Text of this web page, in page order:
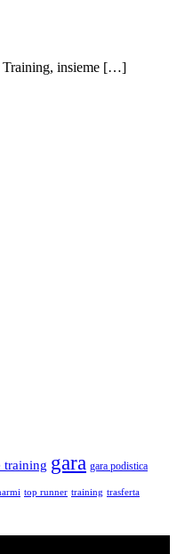
Training, insieme […]
training gara gara podistica
top runner training trasferta